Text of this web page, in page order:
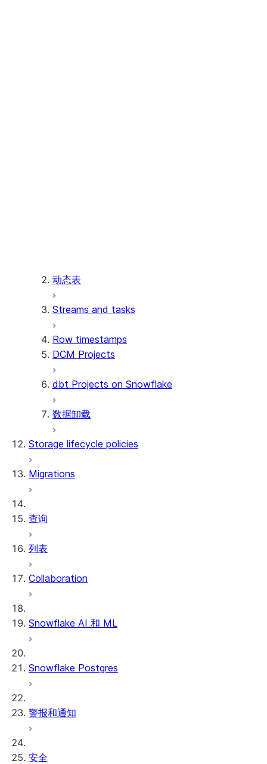
动态表
Streams and tasks
Row timestamps
DCM Projects
dbt Projects on Snowflake
数据卸载
Storage lifecycle policies
Migrations
查询
列表
Collaboration
Snowflake AI 和 ML
Snowflake Postgres
警报和通知
安全